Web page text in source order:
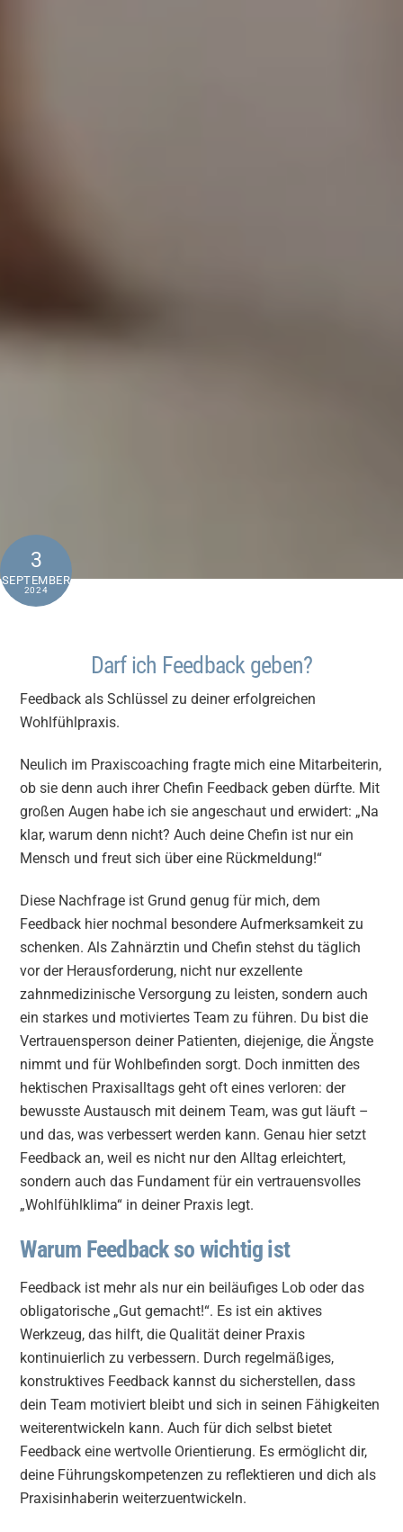
3
SEPTEMBER
2024
Darf ich Feedback geben?
Feedback als Schlüssel zu deiner erfolgreichen
Wohlfühlpraxis.
Neulich im Praxiscoaching fragte mich eine Mitarbeiterin,
ob sie denn auch ihrer Chefin Feedback geben dürfte. Mit
großen Augen habe ich sie angeschaut und erwidert: „Na
klar, warum denn nicht? Auch deine Chefin ist nur ein
Mensch und freut sich über eine Rückmeldung!“
Diese Nachfrage ist Grund genug für mich, dem
Feedback hier nochmal besondere Aufmerksamkeit zu
schenken. Als Zahnärztin und Chefin stehst du täglich
vor der Herausforderung, nicht nur exzellente
zahnmedizinische Versorgung zu leisten, sondern auch
ein starkes und motiviertes Team zu führen. Du bist die
Vertrauensperson deiner Patienten, diejenige, die Ängste
nimmt und für Wohlbefinden sorgt. Doch inmitten des
hektischen Praxisalltags geht oft eines verloren: der
bewusste Austausch mit deinem Team, was gut läuft –
und das, was verbessert werden kann. Genau hier setzt
Feedback an, weil es nicht nur den Alltag erleichtert,
sondern auch das Fundament für ein vertrauensvolles
„Wohlfühlklima“ in deiner Praxis legt.
Warum Feedback so wichtig ist
Feedback ist mehr als nur ein beiläufiges Lob oder das
obligatorische „Gut gemacht!“. Es ist ein aktives
Werkzeug, das hilft, die Qualität deiner Praxis
kontinuierlich zu verbessern. Durch regelmäßiges,
konstruktives Feedback kannst du sicherstellen, dass
dein Team motiviert bleibt und sich in seinen Fähigkeiten
weiterentwickeln kann. Auch für dich selbst bietet
Feedback eine wertvolle Orientierung. Es ermöglicht dir,
deine Führungskompetenzen zu reflektieren und dich als
Praxisinhaberin weiterzuentwickeln.